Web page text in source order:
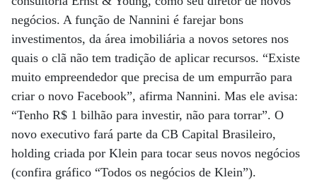
negócios. A função de Nannini é farejar bons
investimentos, da área imobiliária a novos setores nos
quais o clã não tem tradição de aplicar recursos. “Existe
muito empreendedor que precisa de um empurrão para
criar o novo Facebook”, afirma Nannini. Mas ele avisa:
“Tenho R$ 1 bilhão para investir, não para torrar”. O
novo executivo fará parte da CB Capital Brasileiro,
holding criada por Klein para tocar seus novos negócios
(confira gráfico “Todos os negócios de Klein”).